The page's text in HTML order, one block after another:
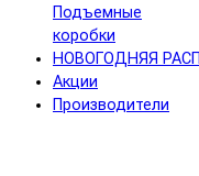
Подъемные
коробки
НОВОГОДНЯЯ
Акции
Производители